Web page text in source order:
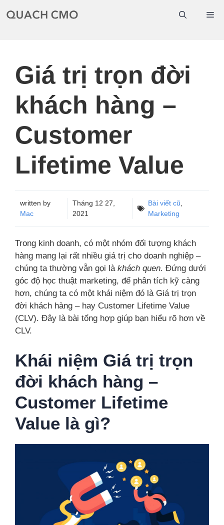
đến
Giá trị trọn đời
khách hàng –
Customer
Lifetime Value
written by
Mac
Tháng 12 27,
2021
Bài viết cũ
Marketing
Trong kinh doanh, có một nhóm đối tượng khách
hàng mang lại rất nhiều giá trị cho doanh nghiệp –
chúng ta thường vẫn gọi là khách quen. Đứng dưới
góc độ học thuật marketing, để phân tích kỹ càng
hơn, chúng ta có một khái niệm đó là Giá trị trọn
đời khách hàng – hay Customer Lifetime Value
(CLV). Đây là bài tổng hợp giúp bạn hiểu rõ hơn về
CLV.
Khái niệm Giá trị trọn
đời khách hàng –
Customer Lifetime
Value là gì?